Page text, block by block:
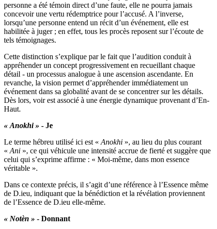
personne a été témoin direct d’une faute, elle ne pourra jamais
concevoir une vertu rédemptrice pour l’accusé. A l’inverse,
lorsqu’une personne entend un récit d’un événement, elle est
habilitée à juger ; en effet, tous les procès reposent sur l’écoute de
tels témoignages.
Cette distinction s’explique par le fait que l’audition conduit à
appréhender un concept progressivement en recueillant chaque
détail - un processus analogue à une ascension ascendante. En
revanche, la vision permet d’appréhender immédiatement un
événement dans sa globalité avant de se concentrer sur les détails.
Dès lors, voir est associé à une énergie dynamique provenant d’En-
Haut.
« Anokhi » - Je
Le terme hébreu utilisé ici est « Anokhi », au lieu du plus courant
« Ani », ce qui véhicule une intensité accrue de fierté et suggère que
celui qui s’exprime affirme : « Moi-même, dans mon essence
véritable ».
Dans ce contexte précis, il s’agit d’une référence à l’Essence même
de D.ieu, indiquant que la bénédiction et la révélation proviennent
de l’Essence de D.ieu elle-même.
« Notèn » - Donnant